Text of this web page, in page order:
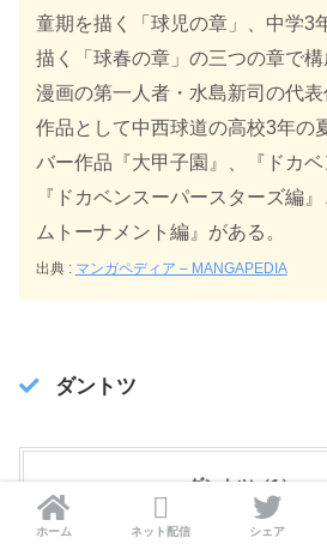
童期を描く「球児の章」、中学3
描く「球春の章」の三つの章で
漫画の第一人者・水島新司の代
作品として中西球道の高校3年の
バー作品『大甲子園』、『ドカベ
『ドカベンスーパースターズ編
ムトーナメント編』がある。
出典 : マンガペディア – MANGAPEDIA
ダントツ
ダントツ（1）
ヨメレバ
水島新司 秋田書店 1982
ホーム ネット配信 シェア